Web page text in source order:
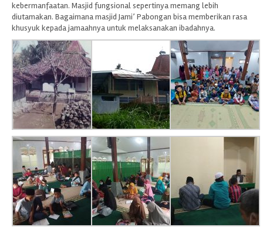
kebermanfaatan. Masjid fungsional sepertinya memang lebih
diutamakan. Bagaimana masjid Jami’ Pabongan bisa memberikan rasa
khusyuk kepada jamaahnya untuk melaksanakan ibadahnya.